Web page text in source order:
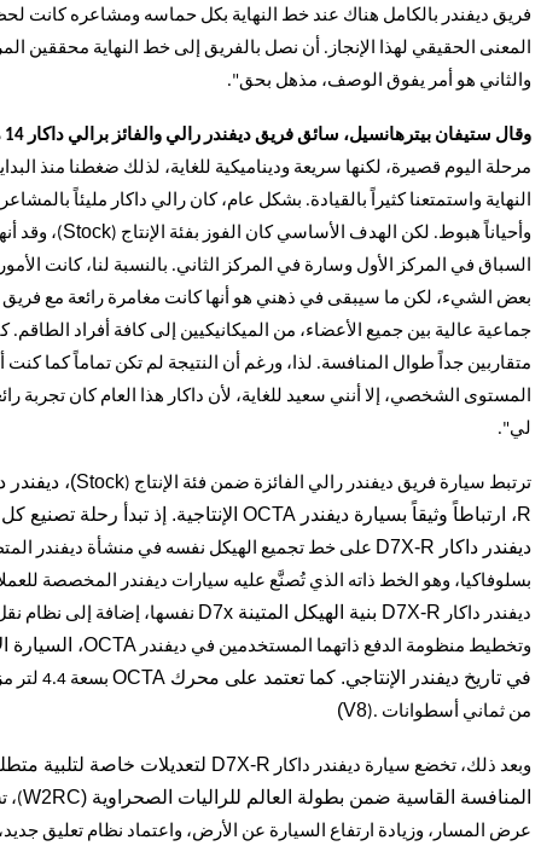
فريق ديفندر بالكامل هناك عند خط النهاية بكل حماسه ومشاعره كانت
المعنى الحقيقي لهذا الإنجاز. أن نصل بالفريق إلى خط النهاية محققين
والثاني هو أمر يفوق الوصف، مذهل بحق".
وقال ستيفان بيترهانسيل، سائق فريق ديفندر رالي والفائز برالي داكار 14 مرة:
مرحلة اليوم قصيرة، لكنها سريعة وديناميكية للغاية، لذلك ضغطنا منذ
النهاية واستمتعنا كثيراً بالقيادة. بشكل عام، كان رالي داكار مليئاً
وأحياناً هبوط. لكن الهدف الأساسي كان الفوز بفئة الإنتاج (Stock )، وقد
السباق في المركز الأول وسارة في المركز الثاني. بالنسبة لنا، كانت الأمور
بعض الشيء، لكن ما سيبقى في ذهني هو أنها كانت مغامرة رائعة مع
جماعية عالية بين جميع الأعضاء، من الميكانيكيين إلى كافة أفراد الطاقم.
متقاربين جداً طوال المنافسة. لذا، ورغم أن النتيجة لم تكن تماماً كما كنت
المستوى الشخصي، إلا أنني سعيد للغاية، لأن داكار هذا العام كان تجربة
لي".
ترتبط سيارة فريق ديفندر رالي الفائزة ضمن فئة الإنتاج (Stock)، ديفندر
R، ارتباطاً وثيقاً بسيارة ديفندر OCTA الإنتاجية. إذ تبدأ رحلة تصنيع
ديفندر داكار D7X-R على خط تجميع الهيكل نفسه في منشأة ديفندر
بسلوفاكيا، وهو الخط ذاته الذي تُصنَّع عليه سيارات ديفندر المخصصة
ديفندر داكار D7X-R بنية الهيكل المتينة D7x نفسها، إضافة إلى نظام
وتخطيط منظومة الدفع ذاتهما المستخدمين في ديفندر OCTA، السيارة
في تاريخ ديفندر الإنتاجي. كما تعتمد على محرك OCTA
بسعة
من ثماني أسطوانات .(V8
)
وبعد ذلك، تخضع سيارة ديفندر داكار D7X-R لتعديلات خاصة لتلبية
المنافسة القاسية ضمن بطولة العالم للراليات الصحراوية (W2RC)،
عرض المسار، وزيادة ارتفاع السيارة عن الأرض، واعتماد نظام تعليق